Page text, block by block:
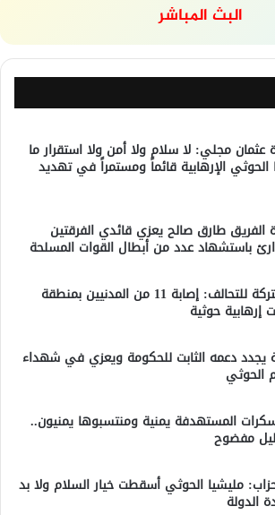
البث المباشر
مجلي: لا سلام ولا أمن ولا استقرار ما
الإرهابية قائماً ومستمراً في تهديد
طارق صالح يعزي قائدي الفرقتين
باستشهاد عدد من أبطال القوات المسلحة
قيادة القوات المشتركة للتحالف: إصابة 11 من المدنيين بمنطقة
إرهابية حوثية
يجدد دعمه الثابت للحكومة ويعزي في شهداء
الحوثي
المستهدفة يمنية ومنتسبوها يمنيون..
مفضوح
مليشيا الحوثي أسقطت خيار السلام ولا بد
الدولة